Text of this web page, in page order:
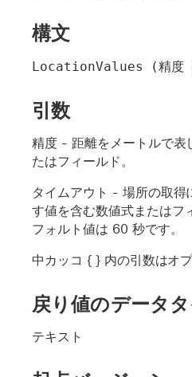
構文
LocationValues (精度
引数
精度- 距離をメートルで表
たはフィールド。
タイムアウト - 場所の取得
す値を含む数値式またはフ
フォルト値は 60 秒です。
中カッコ { } 内の引数はオプ
戻り値のデータ
テキスト